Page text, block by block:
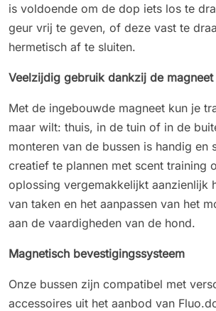
is voldoende om de dop iets los te
geur vrij te geven, of deze vast te
hermetisch af te sluiten.
Veelzijdig gebruik dankzij de magneet
Met de ingebouwde magneet kun je
maar wilt: thuis, in de tuin of in de
monteren van de bussen is handig en
creatief te plannen met scent training
oplossing vergemakkelijkt aanzienlijk
van taken en het aanpassen van het
aan de vaardigheden van de hond.
Magnetisch bevestigingssysteem
Onze bussen zijn compatibel met
accessoires uit het aanbod van